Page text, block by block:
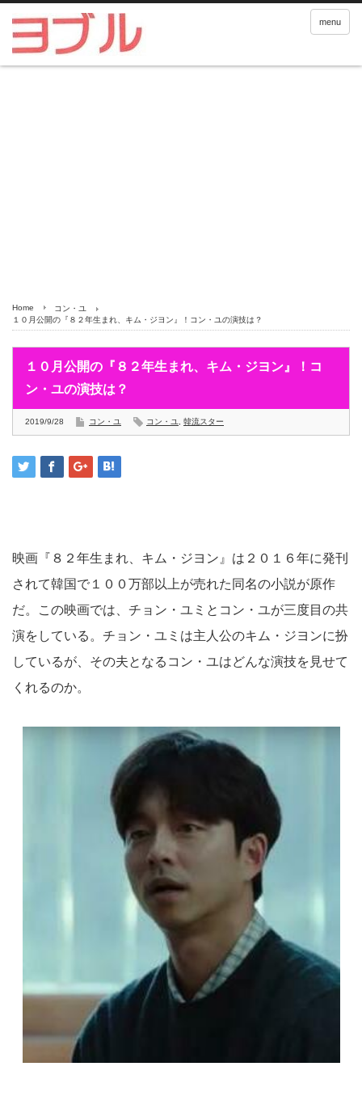
menu
Home
コン・ユ
１０月公開の『８２年生まれ、キム・ジヨン』！コン・ユの演技は？
１０月公開の『８２年生まれ、キム・ジヨン』！コ
ン・ユの演技は？
2019/9/28 コン・ユ コン・ユ 韓流スター
映画『８２年生まれ、キム・ジヨン』は２０１６年に発刊
されて韓国で１００万部以上が売れた同名の小説が原作
だ。この映画では、チョン・ユミとコン・ユが三度目の共
演をしている。チョン・ユミは主人公のキム・ジヨンに扮
しているが、その夫となるコン・ユはどんな演技を見せて
くれるのか。